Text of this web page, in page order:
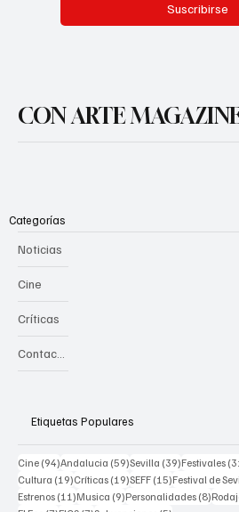
Suscribirse
CON ARTE
Categorías
Noticias
Cine
Críticas
Etiquetas Populares
Cine (94)94 posts
Andalucia (59)59 posts
Sevilla (39)39 posts
Festivales
Cultura (19)19 posts
Críticas (19)19 posts
SEFF (15)15 posts
Festival de
Estrenos (11)11 posts
Musica (9)9 posts
Personalidades (8)8